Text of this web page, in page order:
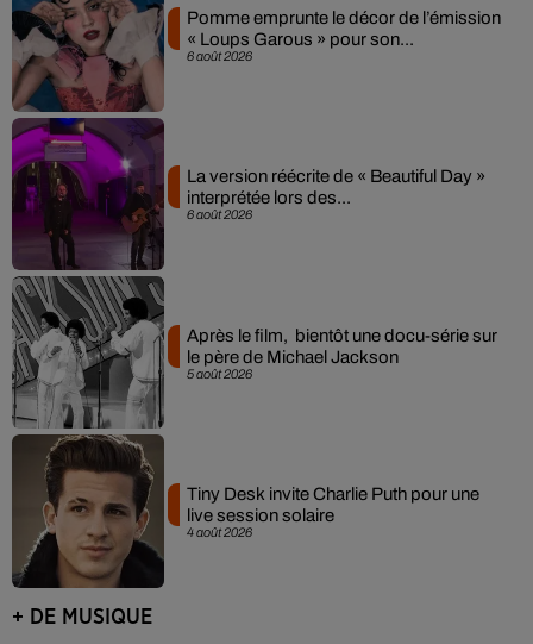
6 août 2026
Pomme emprunte le décor de l’émission
« Loups Garous » pour son...
6 août 2026
La version réécrite de « Beautiful Day »
interprétée lors des...
5 août 2026
Après le film, bientôt une docu-série sur
le père de Michael Jackson
4 août 2026
Tiny Desk invite Charlie Puth pour une
live session solaire
+ DE MUSIQUE